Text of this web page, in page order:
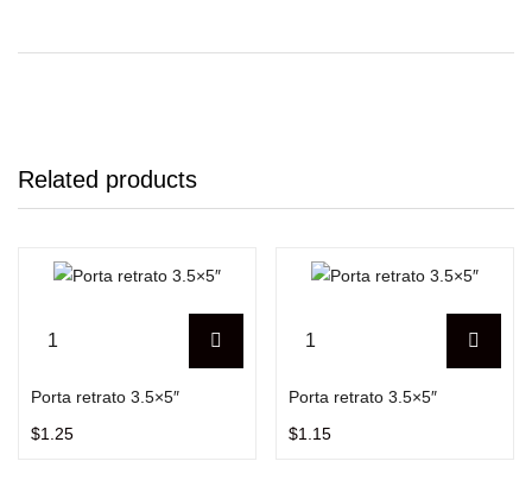
Related products
Porta retrato 3.5×5″
$1.25
Porta retrato 3.5×5″
$1.15